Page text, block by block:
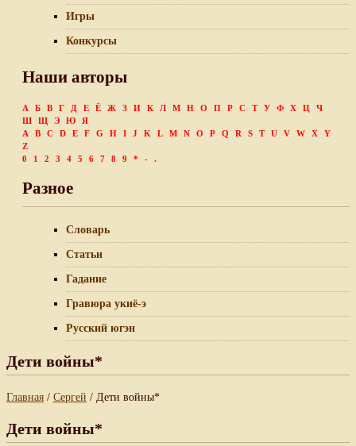
Игры
Конкурсы
Наши авторы
А Б В Г Д Е Ё Ж З И К Л М Н О П Р С Т У Ф Х Ц
Ч
Ш
Щ Э Ю
Я
A
B C D E F G H I J K L M N O P Q R S T U V W X
Y
Z
0
1 2 3 4 5 6 7 8 9 * - .
Разное
Словарь
Статьи
Гадание
Гравюра укиё-э
Русский югэн
Дети войны*
Главная / Сергей / Дети войны*
Дети войны*